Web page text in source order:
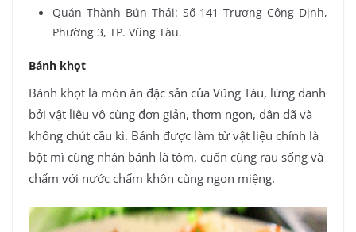
Quán Thành Bún Thái: Số 141 Trương Công Định,
Phường 3, TP. Vũng Tàu.
Bánh khọt
Bánh khọt là món ăn đặc sản của Vũng Tàu, lừng danh
bởi vật liệu vô cùng đơn giản, thơm ngon, dân dã và
không chút cầu kì. Bánh được làm từ vật liệu chính là
bột mì cùng nhân bánh là tôm, cuốn cùng rau sống và
chấm với nước chấm khôn cùng ngon miệng.